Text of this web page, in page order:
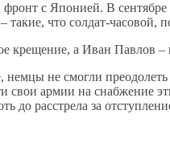
фронт с Японией. В
такие, что солдат-
крещение, а Иван Павлов –
не смогли
армии на снабжение
расстрела за